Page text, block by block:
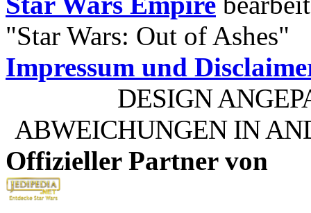
"Star Wars: Out of Ashes"
Impressum und
DESIGN
ABWEICHUNGEN IN
Offizieller Partner von